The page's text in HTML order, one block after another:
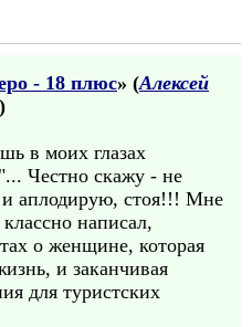
- 18 плюс» (Алексей
)
в моих глазах
Честно скажу - не
аплодирую, стоя!!! Мне
написал,
о женщине, которая
и заканчивая
для туристских